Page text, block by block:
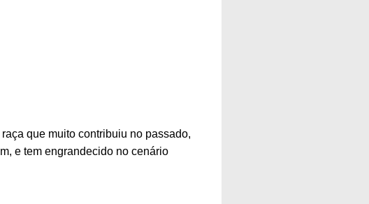
que muito contribuiu no passado,
e tem engrandecido no cenário